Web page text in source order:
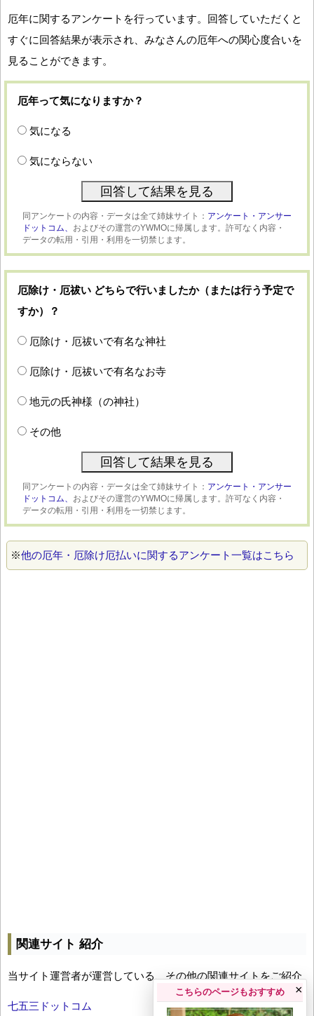
厄年に関するアンケートを行っています。回答していただくと
すぐに回答結果が表示され、みなさんの厄年への関心度合いを
見ることができます。
厄年って気になりますか？
気になる
気にならない
同アンケートの内容・データは全て姉妹サイト： アンケート・アンサー
ドットコム、 およびその運営のYWMOに帰属します。許可なく内容・
データの転用・引用・利用を一切禁じます。
厄除け・厄祓い どちらで行いましたか（または行う予定で
すか）？
厄除け・厄祓いで有名な神社
厄除け・厄祓いで有名なお寺
地元の氏神様（の神社）
その他
同アンケートの内容・データは全て姉妹サイト： アンケート・アンサー
ドットコム、 およびその運営のYWMOに帰属します。許可なく内容・
データの転用・引用・利用を一切禁じます。
※他の厄年・厄除け厄払いに関するアンケート一覧はこちら
関連サイト 紹介
当サイト運営者が運営している、その他の関連サイトをご紹介
七五三ドットコム
こちらのページもおすすめ ×